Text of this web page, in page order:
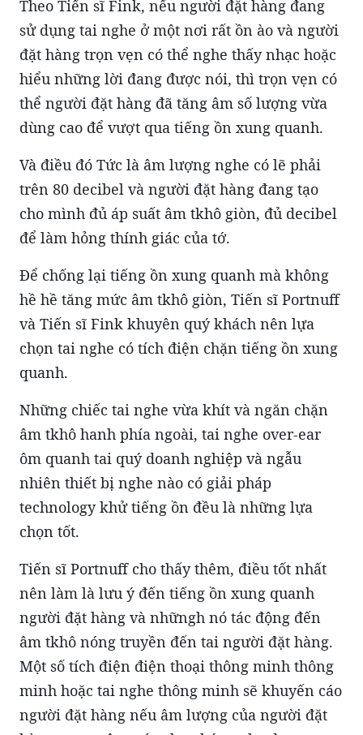
Theo Tiến sĩ Fink, nếu người đặt hàng đang
sử dụng tai nghe ở một nơi rất ồn ào và người
đặt hàng trọn vẹn có thể nghe thấy nhạc hoặc
hiểu những lời đang được nói, thì trọn vẹn có
thể người đặt hàng đã tăng âm số lượng vừa
dùng cao để vượt qua tiếng ồn xung quanh.
Và điều đó Tức là âm lượng nghe có lẽ phải
trên 80 decibel và người đặt hàng đang tạo
cho mình đủ áp suất âm tkhô giòn, đủ decibel
để làm hỏng thính giác của tớ.
Để chống lại tiếng ồn xung quanh mà không
hề hề tăng mức âm tkhô giòn, Tiến sĩ Portnuff
và Tiến sĩ Fink khuyên quý khách nên lựa
chọn tai nghe có tích điện chặn tiếng ồn xung
quanh.
Những chiếc tai nghe vừa khít và ngăn chặn
âm tkhô hanh phía ngoài, tai nghe over-ear
ôm quanh tai quý doanh nghiệp và ngẫu
nhiên thiết bị nghe nào có giải pháp
technology khử tiếng ồn đều là những lựa
chọn tốt.
Tiến sĩ Portnuff cho thấy thêm, điều tốt nhất
nên làm là lưu ý đến tiếng ồn xung quanh
người đặt hàng và nhữngh nó tác động đến
âm tkhô nóng truyền đến tai người đặt hàng.
Một số tích điện điện thoại thông minh thông
minh hoặc tai nghe thông minh sẽ khuyến cáo
người đặt hàng nếu âm lượng của người đặt